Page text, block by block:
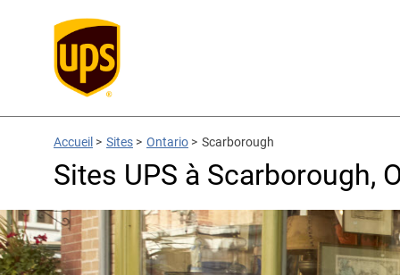
Accueil > Sites > Ontario > Scarborough
Sites UPS à Scarborough,